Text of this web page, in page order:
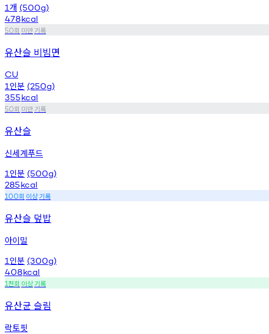
1 개 (500g)
478kcal
50회 미만기록
유산슬 비빔면
CU
1 인분 (250g)
355kcal
50회 미만기록
유산슬
신세계푸드
1 인분 (500g)
285kcal
100회 이상기록
유산슬 덮밥
아이밀
1 인분 (300g)
408kcal
1천회 이상기록
유산균 슬림
락토핏